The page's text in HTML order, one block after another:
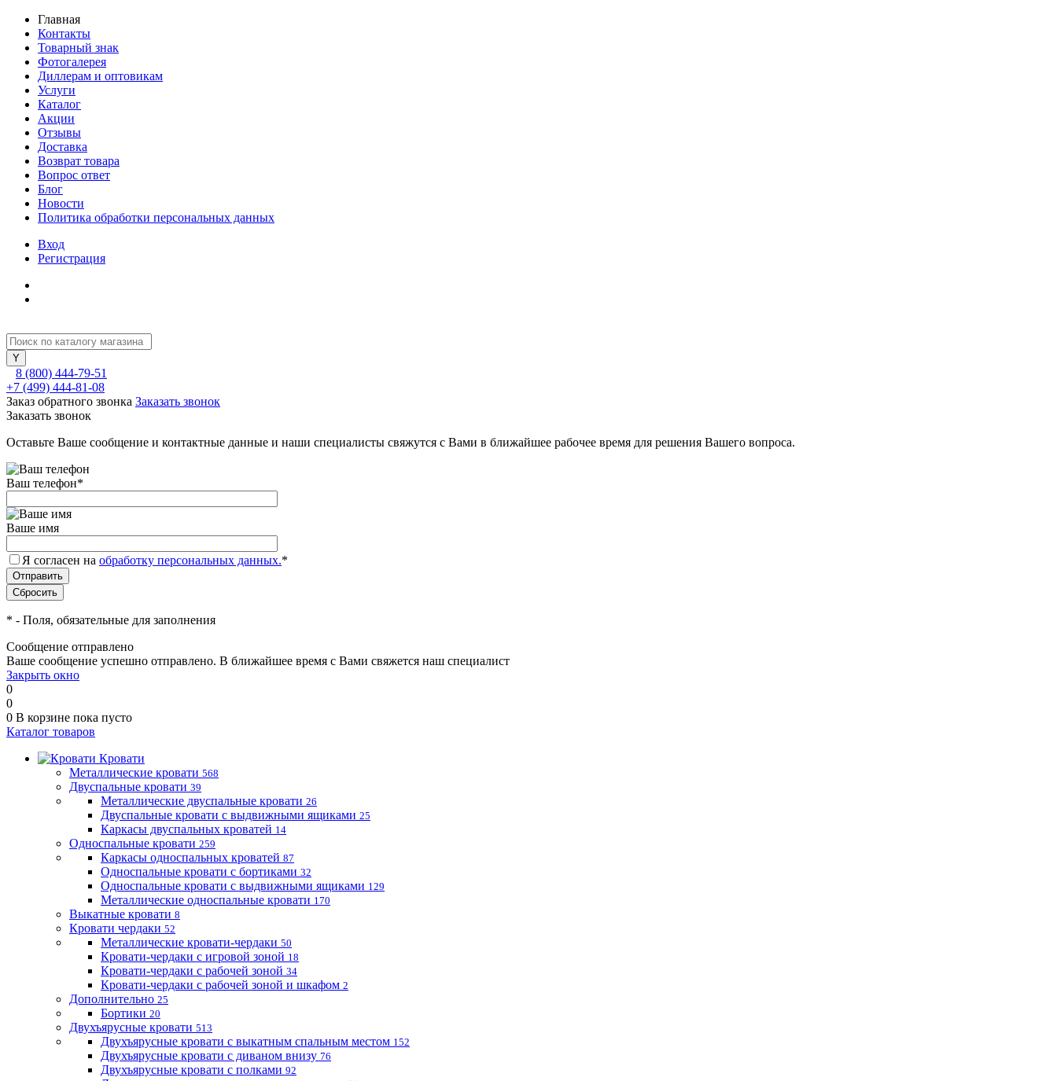
Главная
Контакты
Товарный знак
Фотогалерея
Диллерам и оптовикам
Услуги
Каталог
Акции
Отзывы
Доставка
Возврат товара
Вопрос ответ
Блог
Новости
Политика обработки персональных данных
Вход
Регистрация
8 (800) 444-79-51
+7 (499) 444-81-08
Заказ обратного звонка Заказать звонок
Заказать звонок
Оставьте Ваше сообщение и контактные данные и наши специалисты свяжутся с Вами в ближайшее рабочее время для решения Вашего вопроса.
Ваш телефон*
Ваше имя
Я согласен на обработку персональных данных.*
* - Поля, обязательные для заполнения
Сообщение отправлено
Ваше сообщение успешно отправлено. В ближайшее время с Вами свяжется наш специалист
Закрыть окно
0
0
0 В корзине пока пусто
Каталог товаров
Кровати
Металлические кровати 568
Двуспальные кровати 39
Металлические двуспальные кровати 26
Двуспальные кровати с выдвижными ящиками 25
Каркасы двуспальных кроватей 14
Односпальные кровати 259
Каркасы односпальных кроватей 87
Односпальные кровати с бортиками 32
Односпальные кровати с выдвижными ящиками 129
Металлические односпальные кровати 170
Выкатные кровати 8
Кровати чердаки 52
Металлические кровати-чердаки 50
Кровати-чердаки с игровой зоной 18
Кровати-чердаки с рабочей зоной 34
Кровати-чердаки с рабочей зоной и шкафом 2
Дополнительно 25
Бортики 20
Двухъярусные кровати 513
Двухъярусные кровати с выкатным спальным местом 152
Двухъярусные кровати с диваном внизу 76
Двухъярусные кровати с полками 92